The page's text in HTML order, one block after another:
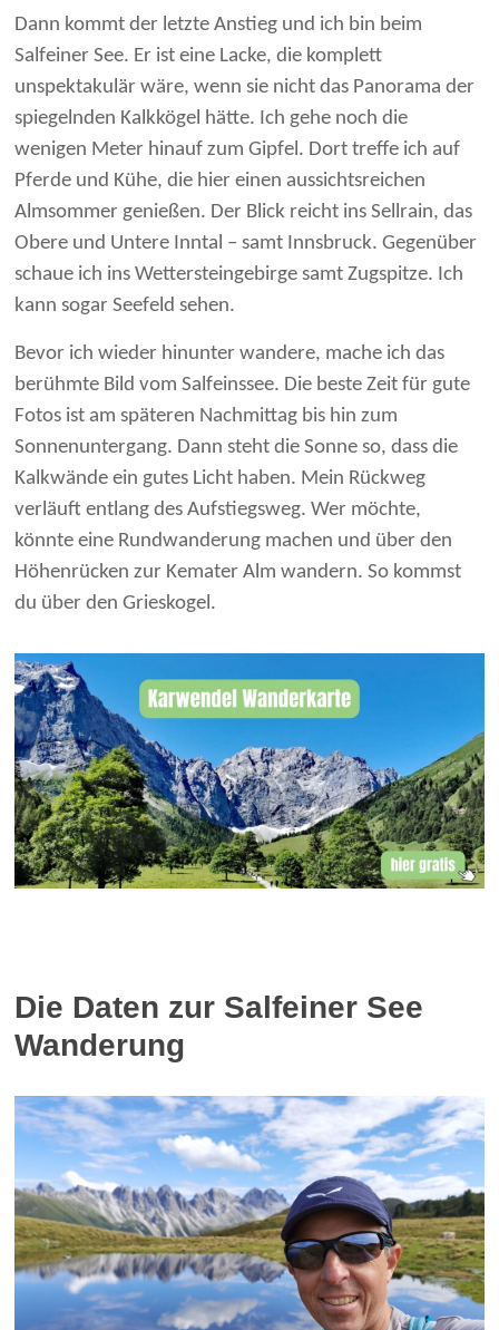
Dann kommt der letzte Anstieg und ich bin beim
Salfeiner See. Er ist eine Lacke, die komplett
unspektakulär wäre, wenn sie nicht das Panorama der
spiegelnden Kalkkögel hätte. Ich gehe noch die
wenigen Meter hinauf zum Gipfel. Dort treffe ich auf
Pferde und Kühe, die hier einen aussichtsreichen
Almsommer genießen. Der Blick reicht ins Sellrain, das
Obere und Untere Inntal – samt Innsbruck. Gegenüber
schaue ich ins Wettersteingebirge samt Zugspitze. Ich
kann sogar Seefeld sehen.
Bevor ich wieder hinunter wandere, mache ich das
berühmte Bild vom Salfeinssee. Die beste Zeit für gute
Fotos ist am späteren Nachmittag bis hin zum
Sonnenuntergang. Dann steht die Sonne so, dass die
Kalkwände ein gutes Licht haben. Mein Rückweg
verläuft entlang des Aufstiegsweg. Wer möchte,
könnte eine Rundwanderung machen und über den
Höhenrücken zur Kemater Alm wandern. So kommst
du über den Grieskogel.
Die Daten zur Salfeiner See
Wanderung